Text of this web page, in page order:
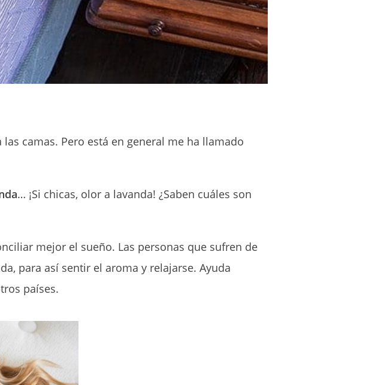
camas. Pero está en general me ha llamado
… ¡Si chicas, olor a lavanda! ¿Saben cuáles son
mejor el sueño. Las personas que sufren de
para así sentir el aroma y relajarse. Ayuda
países.